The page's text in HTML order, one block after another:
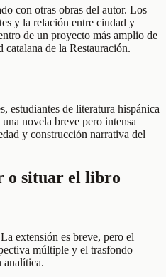
con otras obras del autor. Los
y la relación entre ciudad y
de un proyecto más amplio de
de la Restauración.
estudiantes de literatura hispánica
novela breve pero intensa
y construcción narrativa del
o situar el libro
extensión es breve, pero el
múltiple y el trasfondo
analítica.